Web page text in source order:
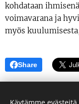
kohdataan
voimavarana ja
myös
Share